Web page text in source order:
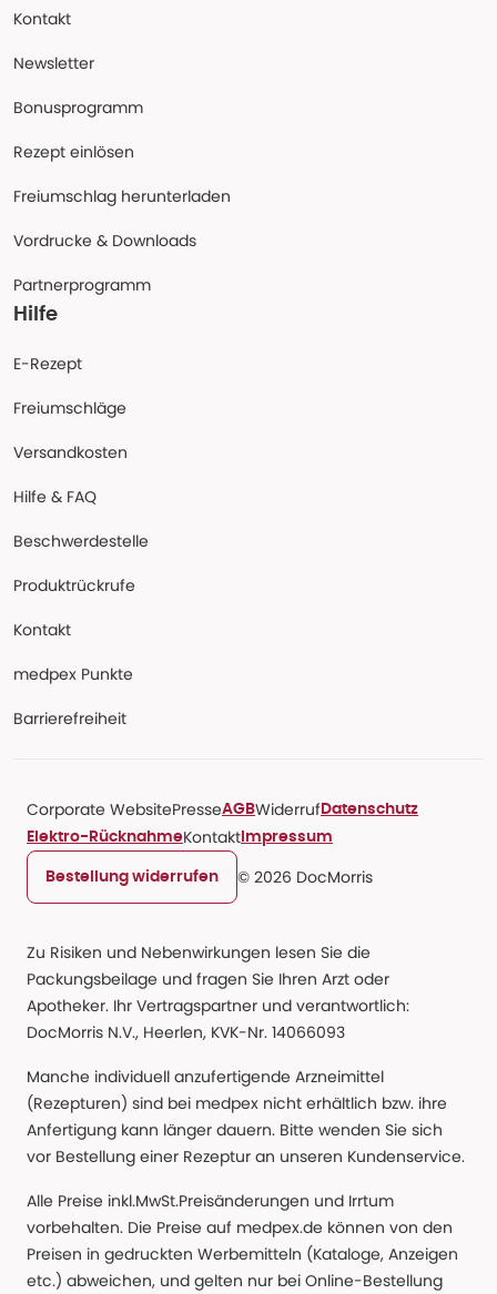
Kontakt
Newsletter
Bonusprogramm
Rezept einlösen
Freiumschlag herunterladen
Vordrucke & Downloads
Partnerprogramm
Hilfe
E-Rezept
Freiumschläge
Versandkosten
Hilfe & FAQ
Beschwerdestelle
Produktrückrufe
Kontakt
medpex Punkte
Barrierefreiheit
Corporate WebsitePresseAGBWiderruf Datenschutz
Elektro-RücknahmeKontakt Impressum
Bestellung widerrufen © 2026 DocMorris
Zu Risiken und Nebenwirkungen lesen Sie die
Packungsbeilage und fragen Sie Ihren Arzt oder
Apotheker. Ihr Vertragspartner und verantwortlich:
DocMorris N.V., Heerlen, KVK-Nr. 14066093
Manche individuell anzufertigende Arzneimittel
(Rezepturen) sind bei medpex nicht erhältlich bzw. ihre
Anfertigung kann länger dauern. Bitte wenden Sie sich
vor Bestellung einer Rezeptur an unseren Kundenservice.
Alle Preise inkl.MwSt.Preisänderungen und Irrtum
vorbehalten. Die Preise auf medpex.de können von den
Preisen in gedruckten Werbemitteln (Kataloge, Anzeigen
etc.) abweichen, und gelten nur bei Online-Bestellung